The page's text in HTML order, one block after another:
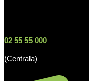
02 55 55 000
(Centrala)